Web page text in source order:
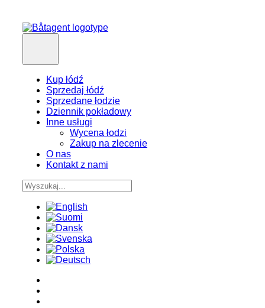
Kup łódź
Sprzedaj łódź
Sprzedane łodzie
Dziennik pokładowy
Inne usługi
Wycena łodzi
Zakup na zlecenie
O nas
Kontakt z nami